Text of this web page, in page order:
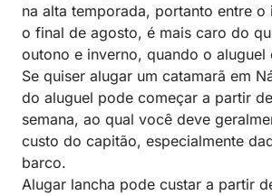
na alta temporada, portanto entre o
o final de agosto, é mais caro do
outono e inverno, quando o aluguel
Se quiser alugar um catamarã em
do aluguel pode começar a partir
semana, ao qual você deve
custo do capitão, especialmente
barco.
Alugar lancha pode custar a partir